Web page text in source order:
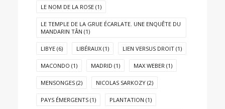
LE NOM DE LA ROSE (1)
LE TEMPLE DE LA GRUE ÉCARLATE. UNE ENQUÊTE DU
MANDARIN TÂN (1)
LIBYE (6) LIBÉRAUX (1) LIEN VERSUS DROIT (1)
MACONDO (1) MADRID (1) MAX WEBER (1)
MENSONGES (2) NICOLAS SARKOZY (2)
PAYS ÉMERGENTS (1) PLANTATION (1)